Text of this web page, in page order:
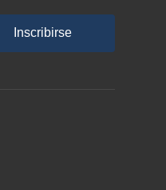
Inscribirse